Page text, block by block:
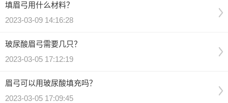
填眉弓用什么材料？
2023-03-09 14:16:28
玻尿酸眉弓需要几只？
2023-03-05 17:12:19
眉弓可以用玻尿酸填充吗？
2023-03-05 17:09:45